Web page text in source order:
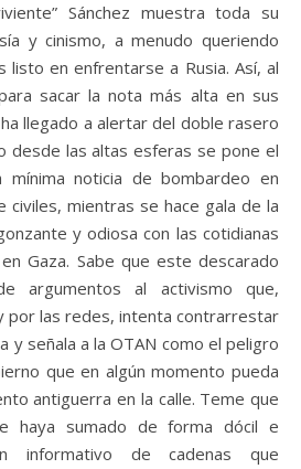
Sánchez muestra toda su
y cinismo, a menudo queriendo
listo en enfrentarse a Rusia. Así, al
sacar la nota más alta en sus
llegado a alertar del doble rasero
desde las altas esferas se pone el
noticia de bombardeo en
civiles, mientras se hace gala de la
y odiosa con las cotidianas
Gaza. Sabe que este descarado
argumentos al activismo que,
por las redes, intenta contrarrestar
y señala a la OTAN como el peligro
que en algún momento pueda
antiguerra en la calle. Teme que
haya sumado de forma dócil e
informativo de cadenas que